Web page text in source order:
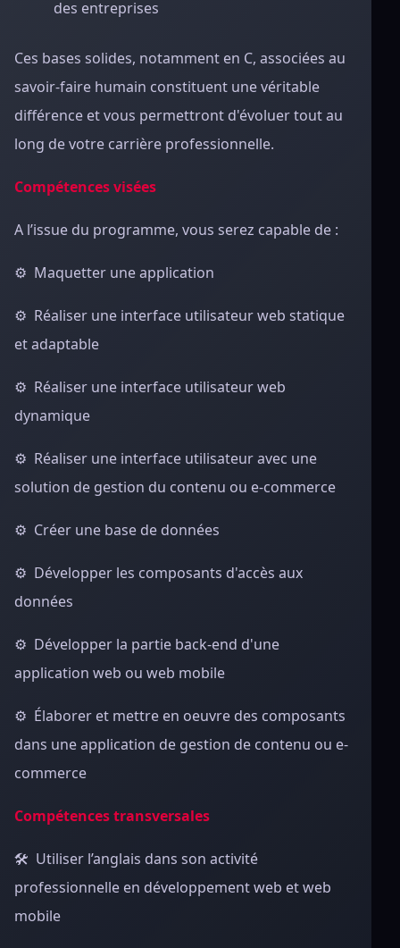
des entreprises
Ces bases solides, notamment en C, associées au
savoir-faire humain constituent une véritable
différence et vous permettront d'évoluer tout au
long de votre carrière professionnelle.
Compétences visées
A l’issue du programme, vous serez capable de :
⚙️ Maquetter une application
⚙️ Réaliser une interface utilisateur web statique
et adaptable
⚙️ Réaliser une interface utilisateur web
dynamique
⚙️ Réaliser une interface utilisateur avec une
solution de gestion du contenu ou e-commerce
⚙️ Créer une base de données
⚙️ Développer les composants d'accès aux
données
⚙️ Développer la partie back-end d'une
application web ou web mobile
⚙️ Élaborer et mettre en oeuvre des composants
dans une application de gestion de contenu ou e-
commerce
Compétences transversales
🛠 Utiliser l’anglais dans son activité
professionnelle en développement web et web
mobile